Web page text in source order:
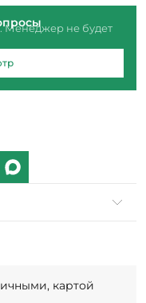
Менеджер не будет
картой